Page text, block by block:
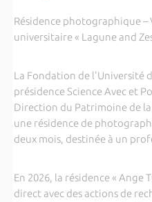
Résidence photographique
universitaire « Lagune and
La Fondation de l'Université
présidence Science Avec et
Direction du Patrimoine de
une résidence de
deux mois, destinée à un
En 2026, la résidence « Ange
direct avec des actions de